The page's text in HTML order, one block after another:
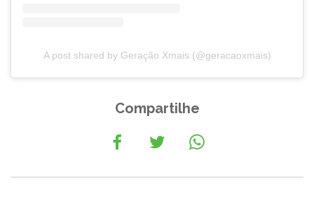
A post shared by Geração Xmais (@geracaoxmais)
Compartilhe